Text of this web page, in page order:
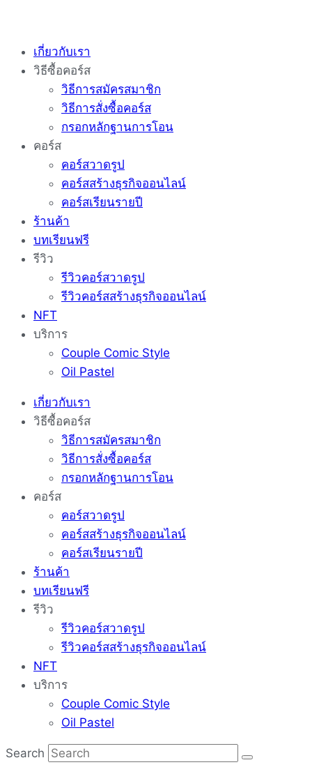
contentเกี่ยวกับเรา
วิธีซื้อคอร์ส
วิธีการสมัครสมาชิก
วิธีการสั่งซื้อคอร์ส
กรอกหลักฐานการโอน
คอร์ส
คอร์สวาดรูป
คอร์สสร้างธุรกิจออนไลน์
คอร์สเรียนรายปี
ร้านค้า
บทเรียนฟรี
รีวิว
รีวิวคอร์สวาดรูป
รีวิวคอร์สสร้างธุรกิจออนไลน์
NFT
บริการ
Couple Comic Style
Oil Pastel
เกี่ยวกับเรา
วิธีซื้อคอร์ส
วิธีการสมัครสมาชิก
วิธีการสั่งซื้อคอร์ส
กรอกหลักฐานการโอน
คอร์ส
คอร์สวาดรูป
คอร์สสร้างธุรกิจออนไลน์
คอร์สเรียนรายปี
ร้านค้า
บทเรียนฟรี
รีวิว
รีวิวคอร์สวาดรูป
รีวิวคอร์สสร้างธุรกิจออนไลน์
NFT
บริการ
Couple Comic Style
Oil Pastel
Search